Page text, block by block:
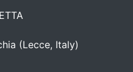
(Lecce, Italy)